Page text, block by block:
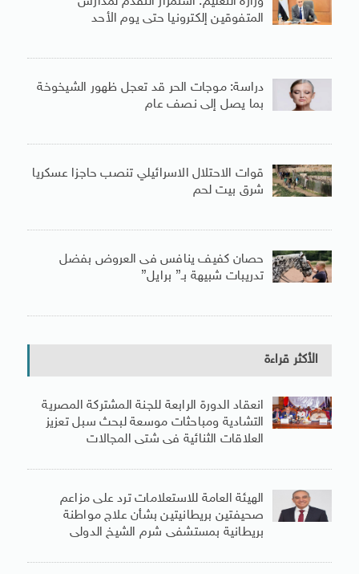
المتفوقين إلكترونيا حتى يوم الأحد
دراسة: موجات الحر قد تعجل ظهور الشيخوخة
بما يصل إلى نصف عام
قوات الاحتلال الاسرائيلي تنصب حاجزا عسكريا
شرق بيت لحم
حصان كفيف ينافس فى العروض بفضل
تدريبات شبيهة بـ” برايل”
الأكثر قراءة
انعقاد الدورة الرابعة للجنة المشتركة المصرية
التشادية ومباحثات موسعة لبحث سبل تعزيز
العلاقات الثنائية فى شتى المجالات
الهيئة العامة للاستعلامات ترد على مزاعم
صحيفتين بريطانيتين بشأن علاج مواطنة
بريطانية بمستشفى شرم الشيخ الدولى